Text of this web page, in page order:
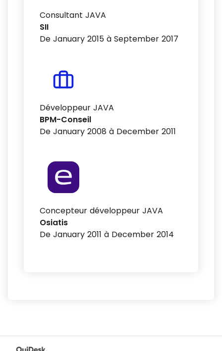
Consultant JAVA
SII
De January 2015 à September 2017
Développeur JAVA
BPM-Conseil
De January 2008 à December 2011
Concepteur développeur JAVA
Osiatis
De January 2011 à December 2014